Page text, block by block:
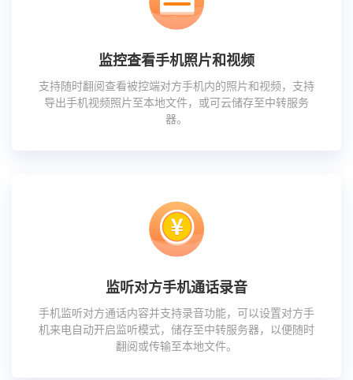
监控查看手机照片和视频
支持随时翻阅查看被控端对方手机内的照片和视频，支持
导出手机视频照片至本地文件，或可云储存至中转服务
器。
监听对方手机通话录音
手机监听对方通话内容并支持录音功能，可以设置对方手
机来电自动开启监听模式，储存至中转服务器，以便随时
翻阅或传输至本地文件。